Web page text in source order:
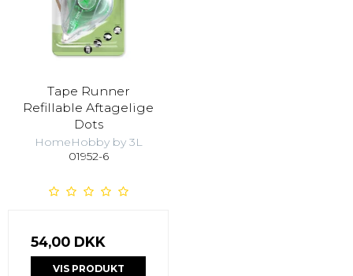
Tape Runner
Refillable Aftagelige
Dots
HomeHobby by 3L
01952-6
54,00 DKK
VIS PRODUKT